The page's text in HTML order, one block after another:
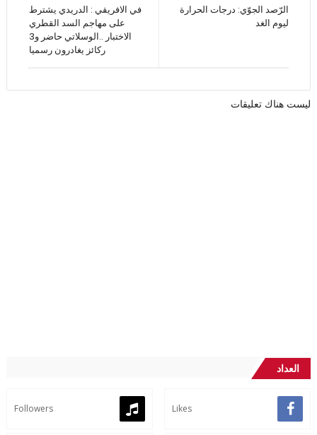
في الافريقي : الدريدي يشترط
على مهاجم السد القطري
الاختبار ..الوسلاتي حاضر و3
ركائز يغادرون رسميا
الرّصد الجوّي: درجات الحرارة
ليوم الغد
ليست هناك تعليقات
العداد
Likes
Followers